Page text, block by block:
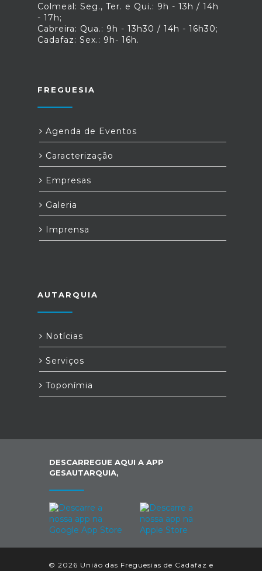
Colmeal: Seg., Ter. e Qui.: 9h - 13h / 14h
- 17h;
Cabreira: Qua.: 9h - 13h30 / 14h - 16h30;
Cadafaz: Sex.: 9h- 16h.
FREGUESIA
Agenda de Eventos
Caracterização
Empresas
Galeria
Imprensa
AUTARQUIA
Notícias
Serviços
Toponímia
DESCARREGUE AQUI A APP
GESAUTARQUIA,
© 2026 União das Freguesias de Cadafaz e